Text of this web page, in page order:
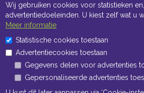
Openingstijden Kantoor
Openingstijden Magazijn
Wij gebruiken cookies voor statistieken
advertentiedoeleinden. U kiest zelf wat u
Meer informatie
Statistische cookies toestaan
Advertentiecookies toestaan
Gegevens delen voor advertenties
Gepersonaliseerde advertenties